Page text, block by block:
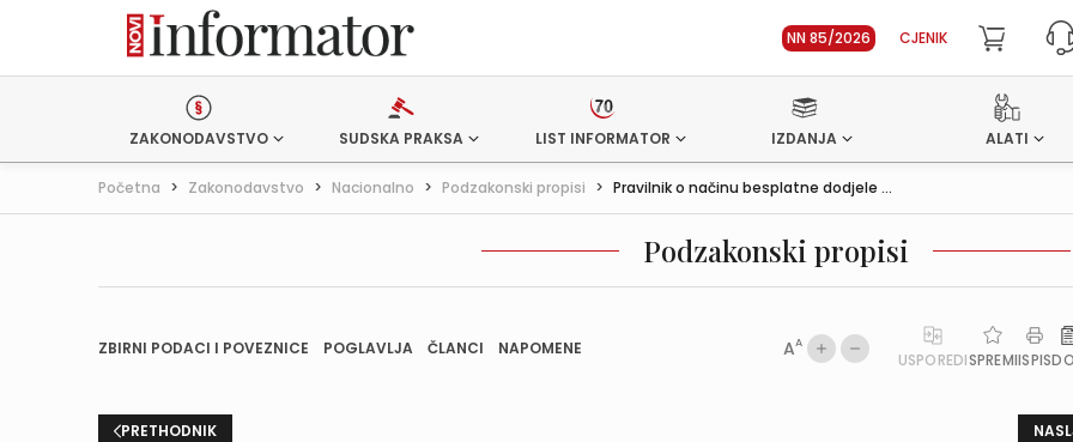
NN 85/2026 CJENIK
ZAKONODAVSTVO SUDSKA PRAKSA LIST INFORMATOR IZDANJA ALATI
Početna > Zakonodavstvo > Nacionalno > Podzakonski propisi > Pravilnik o načinu besplatne dodjele ...
Podzakonski propisi
ZBIRNI PODACI I POVEZNICE POGLAVLJA ČLANCI NAPOMENE AA
USPOREDISPREMIISPIS
PRETHODNIK